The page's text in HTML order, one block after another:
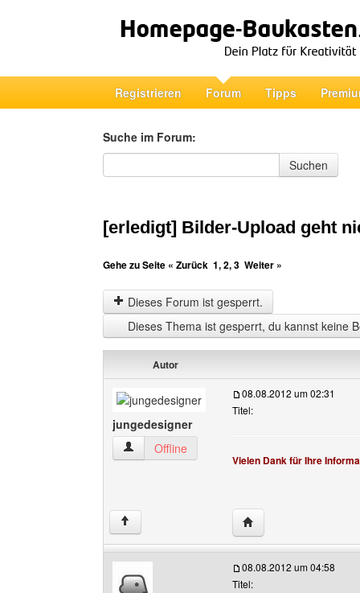
Registrieren Forum Tipps
Suche im Forum:
Suche im Forum
Suchen
[erledigt] Bilder-Upload geht
Gehe zu Seite « Zurück 1,2,3 Weiter »
Dieses Forum ist gesperrt.
Dieses Thema ist gesperrt, du kannst keine
Autor
jungedesigner
jungedesigner Benutzer-Profile anzeigen
Offline
08.08.2012 um 02:31
Titel:
Vielen Dank für Ihre
↑ Website dieses
08.08.2012 um 04:58
Titel: